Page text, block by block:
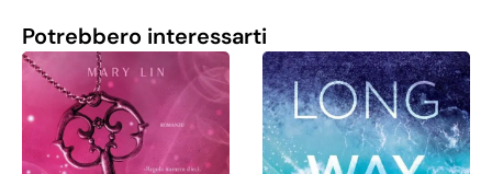
Potrebbero interessarti